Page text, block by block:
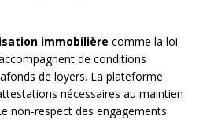
immobilière comme la loi
de conditions
de loyers. La plateforme
nécessaires au maintien
non-respect des engagements